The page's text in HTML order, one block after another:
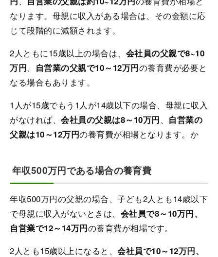
なります。母親に収入がある場合は、その金額に応
じて段階的に減額されます。
2人ともに15歳以上の場合は、 会社員の父親で8~10
万円、 自営業の父親で10～12万円の養育費が必要と
なる場合もあります。
1人が15歳でもう1人が14歳以下の場合、母親に収入
がなければ、会社員の父親は8～10万円、 自営業の
父親は10～12万円の養育費が相場となります。か
年収500万円である場合の養育費
年収500万円の父親の場合、子ども2人とも14歳以下
で母親に収入がないときは、 会社員で8～10万円、
自営業で12～14万円の養育費が相場です。
2人とも15歳以上になると、会社員で10～12万円、